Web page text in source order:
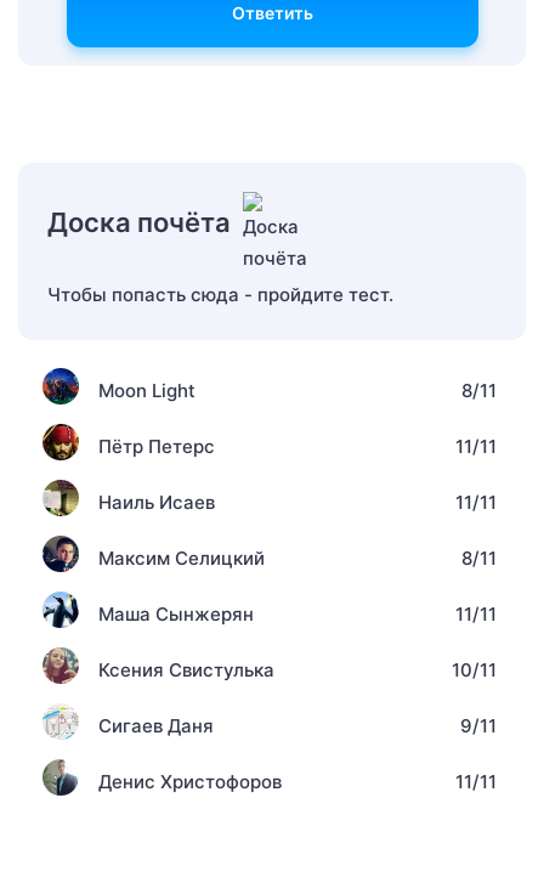
Ответить
Доска почёта
Чтобы попасть сюда - пройдите тест.
Moon Light 8/11
Пётр Петерс 11/11
Наиль Исаев 11/11
Максим Селицкий 8/11
Маша Сынжерян 11/11
Ксения Свистулька 10/11
Сигаев Даня 9/11
Денис Христофоров 11/11